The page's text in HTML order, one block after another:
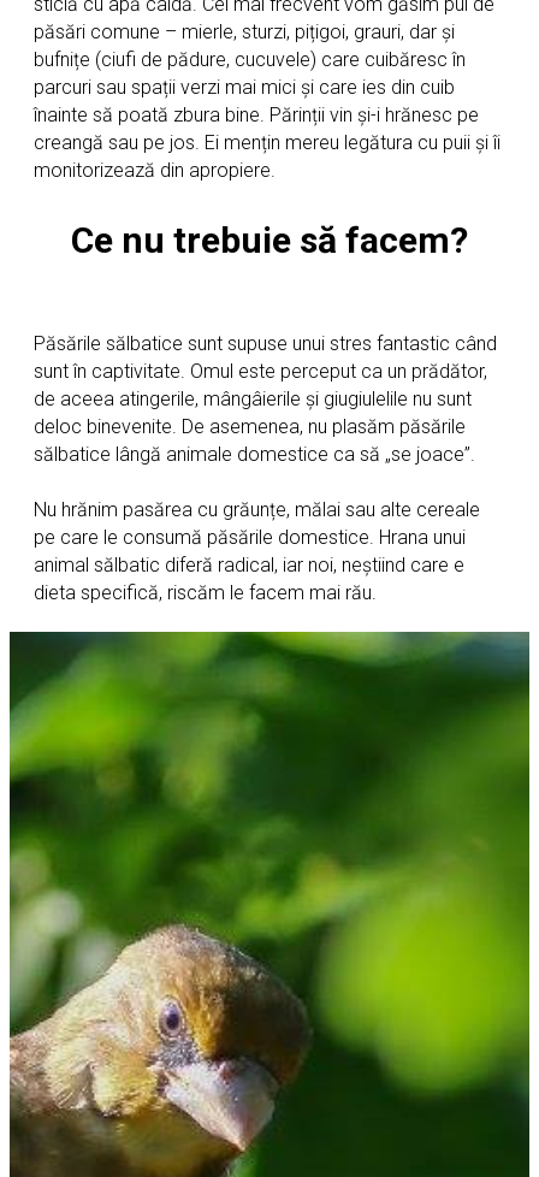
sticlă cu apă caldă. Cel mai frecvent vom găsim pui de
păsări comune – mierle, sturzi, pițigoi, grauri, dar și
bufnițe (ciufi de pădure, cucuvele) care cuibăresc în
parcuri sau spații verzi mai mici și care ies din cuib
înainte să poată zbura bine. Părinții vin și-i hrănesc pe
creangă sau pe jos. Ei mențin mereu legătura cu puii și îi
monitorizează din apropiere.
Ce nu trebuie să facem?
Păsările sălbatice sunt supuse unui stres fantastic când
sunt în captivitate. Omul este perceput ca un prădător,
de aceea atingerile, mângâierile și giugiulelile nu sunt
deloc binevenite. De asemenea, nu plasăm păsările
sălbatice lângă animale domestice ca să „se joace”.
Nu hrănim pasărea cu grăunțe, mălai sau alte cereale
pe care le consumă păsările domestice. Hrana unui
animal sălbatic diferă radical, iar noi, neștiind care e
dieta specifică, riscăm le facem mai rău.